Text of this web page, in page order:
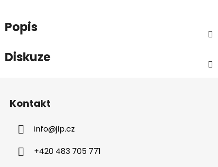
Popis
Diskuze
Kontakt
info@jlp.cz
+420 483 705 771